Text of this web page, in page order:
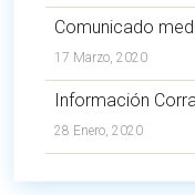
Comunicado
17 Marzo, 2020
Información
28 Enero, 2020